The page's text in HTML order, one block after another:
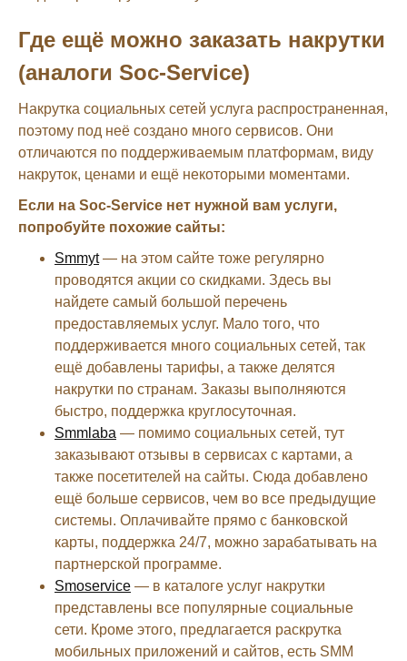
Где ещё можно заказать накрутки
(аналоги Soc-Service)
Накрутка социальных сетей услуга распространенная,
поэтому под неё создано много сервисов. Они
отличаются по поддерживаемым платформам, виду
накруток, ценами и ещё некоторыми моментами.
Если на Soc-Service нет нужной вам услуги,
попробуйте похожие сайты:
Smmyt— на этом сайте тоже регулярно
проводятся акции со скидками. Здесь вы
найдете самый большой перечень
предоставляемых услуг. Мало того, что
поддерживается много социальных сетей, так
ещё добавлены тарифы, а также делятся
накрутки по странам. Заказы выполняются
быстро, поддержка круглосуточная.
Smmlaba — помимо социальных сетей, тут
заказывают отзывы в сервисах с картами, а
также посетителей на сайты. Сюда добавлено
ещё больше сервисов, чем во все предыдущие
системы. Оплачивайте прямо с банковской
карты, поддержка 24/7, можно зарабатывать на
партнерской программе.
Smoservice — в каталоге услуг накрутки
представлены все популярные социальные
сети. Кроме этого, предлагается раскрутка
мобильных приложений и сайтов, есть SMM